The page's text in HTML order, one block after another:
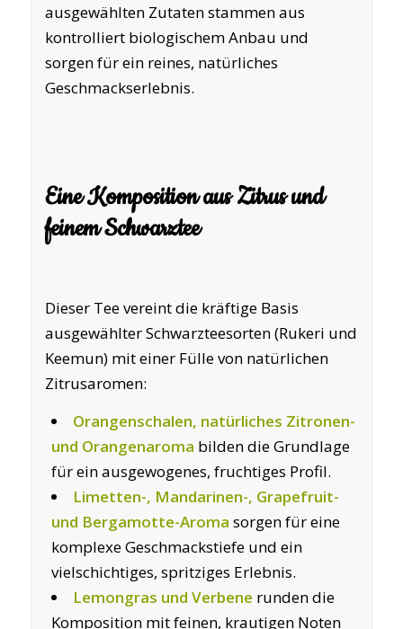
ausgewählten Zutaten stammen aus
kontrolliert biologischem Anbau und
sorgen für ein reines, natürliches
Geschmackserlebnis.
Eine Komposition aus Zitrus und
feinem Schwarztee
Dieser Tee vereint die kräftige Basis
ausgewählter Schwarzteesorten (Rukeri und
Keemun) mit einer Fülle von natürlichen
Zitrusaromen:
Orangenschalen, natürliches Zitronen-
und Orangenaroma bilden die Grundlage
für ein ausgewogenes, fruchtiges Profil.
Limetten-, Mandarinen-, Grapefruit-
und Bergamotte-Aroma sorgen für eine
komplexe Geschmackstiefe und ein
vielschichtiges, spritziges Erlebnis.
Lemongras und Verbene runden die
Komposition mit feinen, krautigen Noten